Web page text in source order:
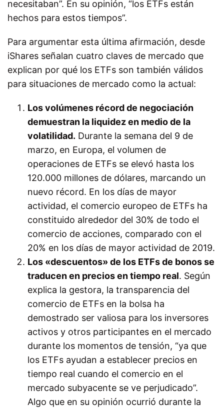
necesitaban”. En su opinión, “los ETFs están
hechos para estos tiempos”.
Para argumentar esta última afirmación, desde
iShares señalan cuatro claves de mercado que
explican por qué los ETFs son también válidos
para situaciones de mercado como la actual:
Los volúmenes récord de negociación
demuestran la liquidez en medio de la
volatilidad. Durante la semana del 9 de
marzo, en Europa, el volumen de
operaciones de ETFs se elevó hasta los
120.000 millones de dólares, marcando un
nuevo récord. En los días de mayor
actividad, el comercio europeo de ETFs ha
constituido alrededor del 30% de todo el
comercio de acciones, comparado con el
20% en los días de mayor actividad de 2019.
Los «descuentos» de los ETFs de bonos se
traducen en precios en tiempo real. Según
explica la gestora, la transparencia del
comercio de ETFs en la bolsa ha
demostrado ser valiosa para los inversores
activos y otros participantes en el mercado
durante los momentos de tensión, “ya que
los ETFs ayudan a establecer precios en
tiempo real cuando el comercio en el
mercado subyacente se ve perjudicado”.
Algo que en su opinión ocurrió durante la